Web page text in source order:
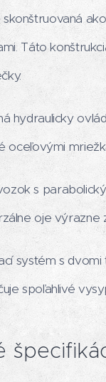
skonštruovaná
Táto
hydraulicky
oceľovými
s
oje
systém s
spoľahlivé